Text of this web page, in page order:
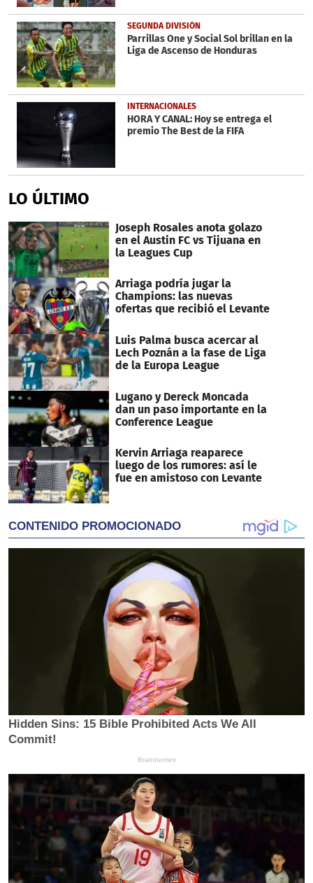
SEGUNDA DIVISIÓN
Parrillas One y Social Sol brillan en la
Liga de Ascenso de Honduras
INTERNACIONALES
HORA Y CANAL: Hoy se entrega el
premio The Best de la FIFA
LO ÚLTIMO
Joseph Rosales anota golazo
en el Austin FC vs Tijuana en
la Leagues Cup
Arriaga podría jugar la
Champions: las nuevas
ofertas que recibió el Levante
Luis Palma busca acercar al
Lech Poznán a la fase de Liga
de la Europa League
Lugano y Dereck Moncada
dan un paso importante en la
Conference League
Kervin Arriaga reaparece
luego de los rumores: así le
fue en amistoso con Levante